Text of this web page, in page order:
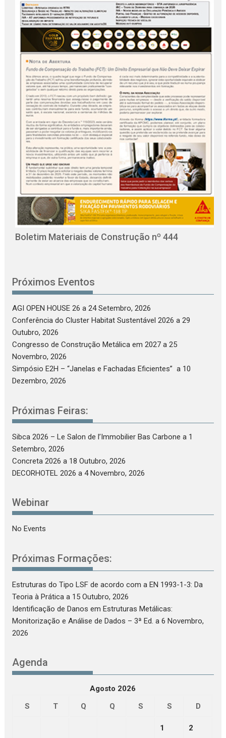
Boletim Materiais de Construção nº 444
Próximos Eventos
AGI OPEN HOUSE 26 a 24 Setembro, 2026
Conferência do Cluster Habitat Sustentável 2026 a 29
Outubro, 2026
Congresso de Construção Metálica em 2027 a 25
Novembro, 2026
Simpósio E2H – “Janelas e Fachadas Eficientes” a 10
Dezembro, 2026
Próximas Feiras:
Sibca 2026 – Le Salon de l’Immobilier Bas Carbone a 1
Setembro, 2026
Concreta 2026 a 18 Outubro, 2026
DECORHOTEL 2026 a 4 Novembro, 2026
Webinar
No Events
Próximas Formações:
Estruturas do Tipo LSF de acordo com a EN 1993-1-3: Da
Teoria à Prática a 15 Outubro, 2026
Identificação de Danos em Estruturas Metálicas:
Monitorização e Análise de Dados – 3ª Ed. a 6 Novembro,
2026
Agenda
Agosto 2026
S
T Q Q S S D
1 2